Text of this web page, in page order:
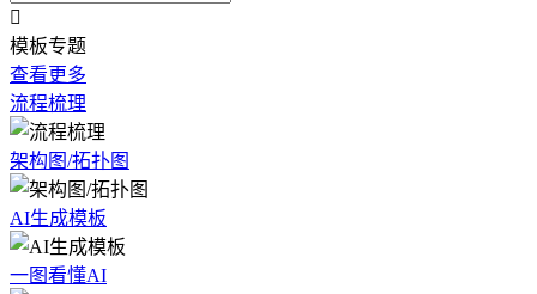

模板专题
查看更多
流程梳理
架构图/拓扑图
AI生成模板
一图看懂AI